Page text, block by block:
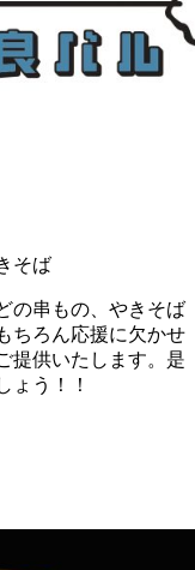
そば
の串もの、やきそば
ちろん応援に欠かせ
提供いたします。是
ょう！！